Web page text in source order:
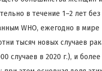
в течение 1–2 лет
WHO, ежегодно в мире
тысяч новых случаев
случаев в 2020 г.), и